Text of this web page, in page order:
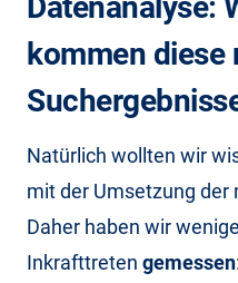
kommen diese
Natürlich wollten wir
mit der Umsetzung der
Daher haben wir
Inkrafttreten gemessen